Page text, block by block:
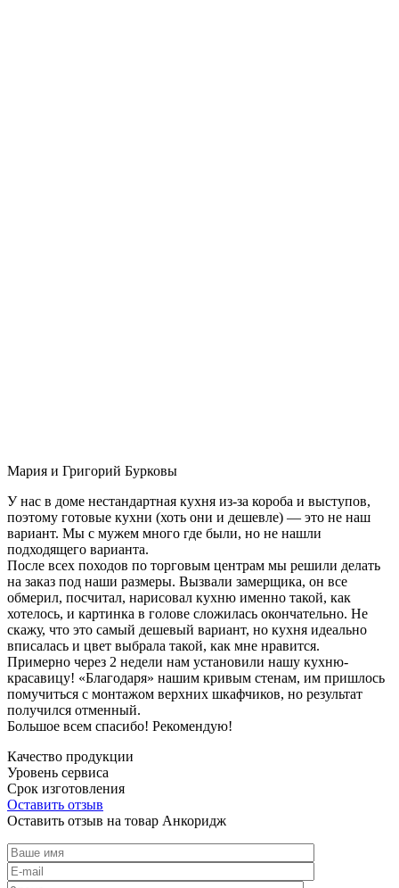
Мария и Григорий Бурковы
У нас в доме нестандартная кухня из-за короба и выступов,
поэтому готовые кухни (хоть они и дешевле) — это не наш
вариант. Мы с мужем много где были, но не нашли
подходящего варианта.
После всех походов по торговым центрам мы решили делать
на заказ под наши размеры. Вызвали замерщика, он все
обмерил, посчитал, нарисовал кухню именно такой, как
хотелось, и картинка в голове сложилась окончательно. Не
скажу, что это самый дешевый вариант, но кухня идеально
вписалась и цвет выбрала такой, как мне нравится.
Примерно через 2 недели нам установили нашу кухню-
красавицу! «Благодаря» нашим кривым стенам, им пришлось
помучиться с монтажом верхних шкафчиков, но результат
получился отменный.
Большое всем спасибо! Рекомендую!
Качество продукции
Уровень сервиса
Срок изготовления
Оставить отзыв
Оставить отзыв на товар Анкоридж